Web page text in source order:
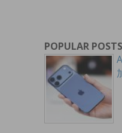
POPULAR POSTS